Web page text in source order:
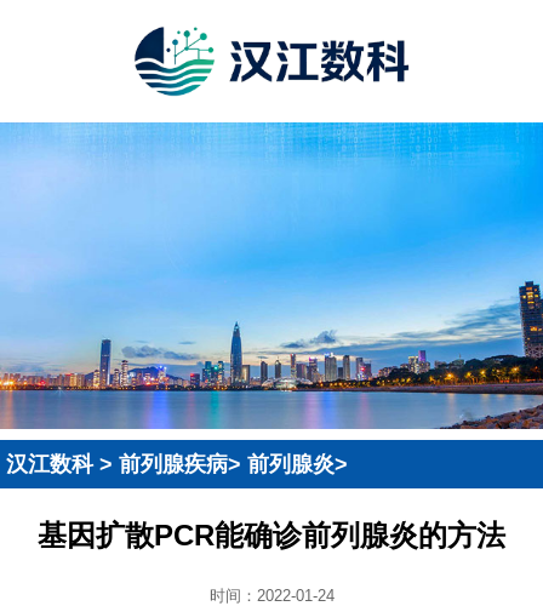
汉江数科>前列腺疾病>前列腺炎>
基因扩散PCR能确诊前列腺炎的方法
时间：2022-01-24